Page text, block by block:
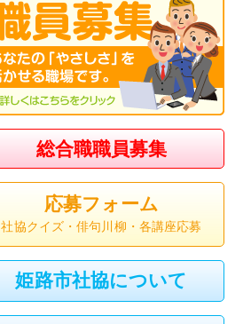
総合職職員募集
応募フォーム
社協クイズ・俳句川柳・各講座応募
姫路市社協について